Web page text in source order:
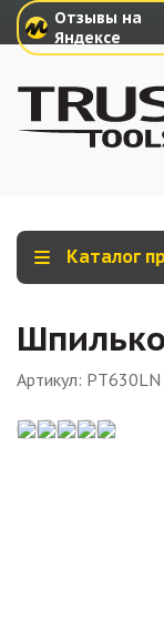
Отзывы на
Яндексе
Каталог
Артикул: PT630LN